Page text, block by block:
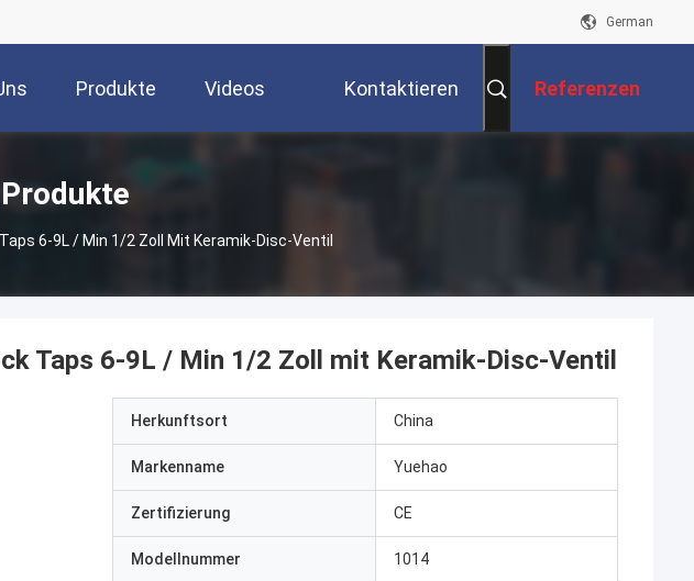
German
Produkte Videos Kontaktieren Referenzen
6-9L / Min 1/2 Zoll Mit Keramik-Disc-Ventil
Taps 6-9L / Min 1/2 Zoll mit Keramik-Disc-Ventil
Herkunftsort China
Markenname Yuehao
Zertifizierung CE
Modellnummer 1014